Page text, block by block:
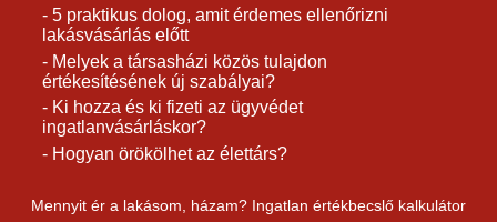
- 5 praktikus dolog, amit érdemes ellenőrizni
lakásvásárlás előtt
- Melyek a társasházi közös tulajdon
értékesítésének új szabályai?
- Ki hozza és ki fizeti az ügyvédet
ingatlanvásárláskor?
- Hogyan örökölhet az élettárs?
Mennyit ér a lakásom, házam? Ingatlan értékbecslő kalkulátor